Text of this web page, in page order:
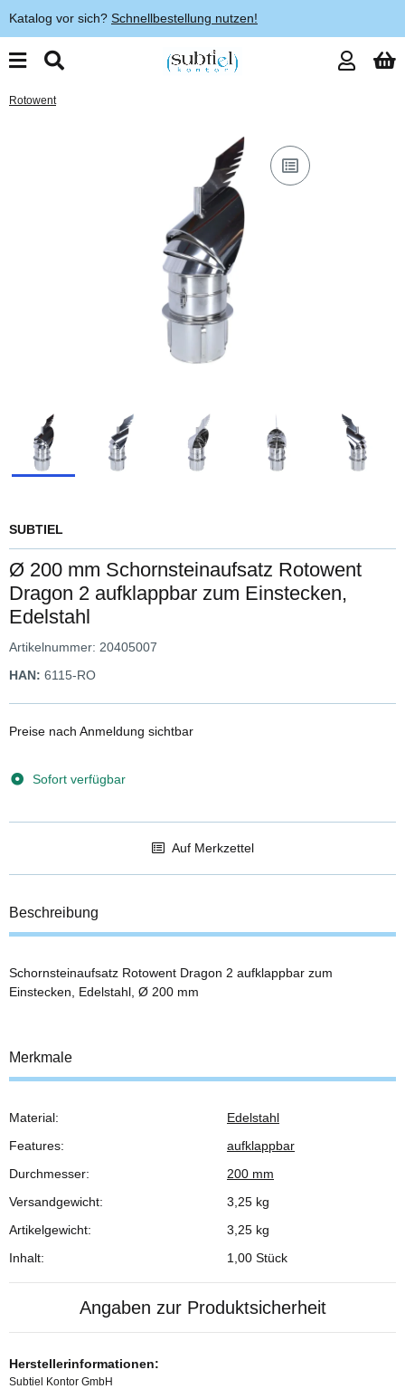
Katalog vor sich? Schnellbestellung nutzen!
Rotowent
SUBTIEL
Ø 200 mm Schornsteinaufsatz Rotowent
Dragon 2 aufklappbar zum Einstecken,
Edelstahl
Artikelnummer: 20405007
HAN: 6115-RO
Preise nach Anmeldung sichtbar
Sofort verfügbar
Auf Merkzettel
Beschreibung
Schornsteinaufsatz Rotowent Dragon 2 aufklappbar zum
Einstecken, Edelstahl, Ø 200 mm
Merkmale
Produkteigenschaft
Wert
Material:
Edelstahl
Features:
aufklappbar
Durchmesser:
200 mm
Versandgewicht:
3,25 kg
Artikelgewicht:
3,25 kg
Inhalt:
1,00 Stück
Angaben zur Produktsicherheit
Herstellerinformationen:
Subtiel Kontor GmbH